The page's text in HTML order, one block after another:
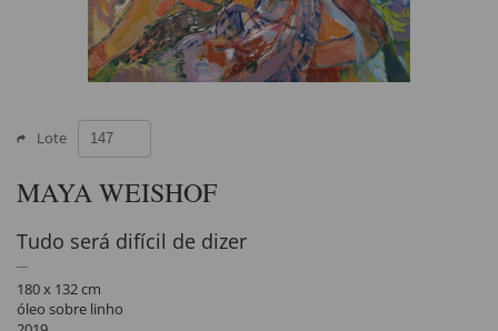
Lote
MAYA WEISHOF
Tudo será difícil de dizer
180 x 132 cm
óleo sobre linho